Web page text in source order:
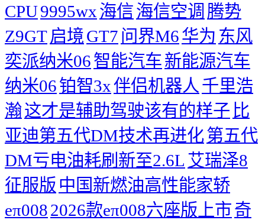
CPU9995wx海信海信空调 腾势
Z9GT启境GT7 问界M6华为 东风
奕派纳米06智能汽车新能源汽车
纳米06铂智3x伴侣机器人 千里浩
瀚这才是辅助驾驶该有的样子 比
亚迪第五代DM技术再进化第五代
DM亏电油耗刷新至2.6L 艾瑞泽8
征服版 中国新燃油高性能家轿
eπ0082026款eπ008六座版上市奇